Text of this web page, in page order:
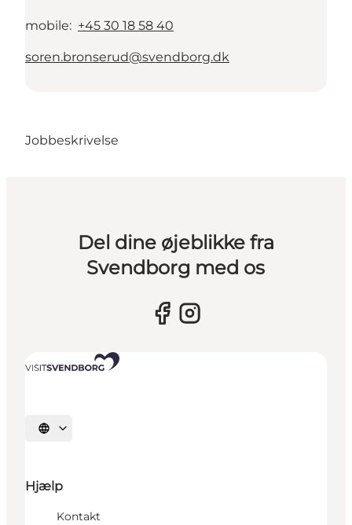
mobile: +45 30 18 58 40
soren.bronserud@svendborg.dk
Jobbeskrivelse
Del dine øjeblikke fra
Svendborg med os
Vælg sprog
Hjælp
Kontakt